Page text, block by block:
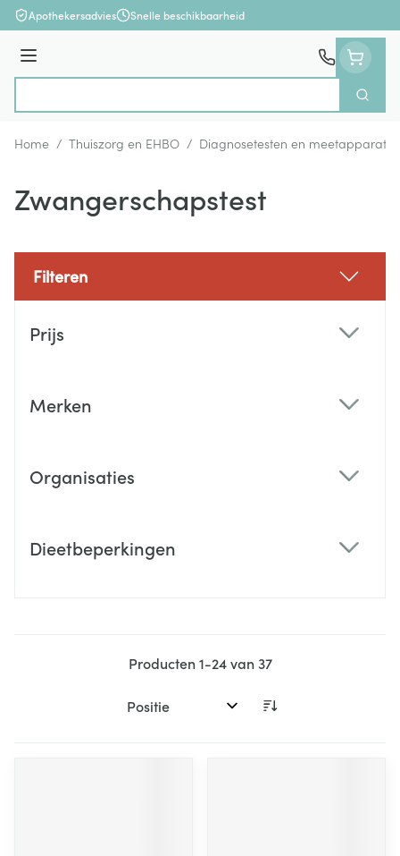
Ga naar de inhoud
Apothekersadvies Snelle beschikbaarheid
Menu
Zoek
Home / Thuiszorg en EHBO / Diagnosetesten en
Zwangerschapstest
Filteren
Prijs
Merken
Organisaties
Dieetbeperkingen
Producten1-24van37
Sorteer op: